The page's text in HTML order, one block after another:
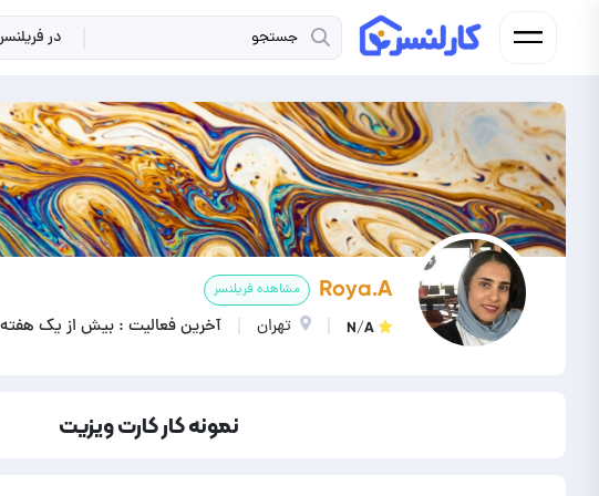
در
Roya.A مشاهده فریلنسر
N/A تهران آخرین فعالیت : بیش از یک
نمونه کار کارت ویزیت